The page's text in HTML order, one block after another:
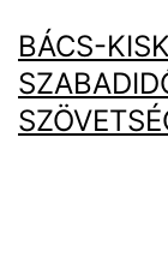
tartalomhoz
BÁCS-